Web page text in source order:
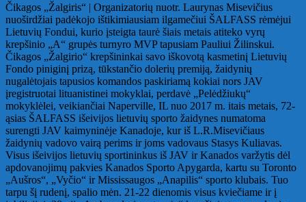
Čikagos „Žalgiris“ | Organizatorių nuotr. Laurynas Misevičius
nuoširdžiai padėkojo ištikimiausiam ilgamečiui ŠALFASS rėmėjui
Lietuvių Fondui, kurio įsteigta taurė šiais metais atiteko vyrų
krepšinio „A“ grupės turnyro MVP tapusiam Pauliui Žilinskui.
Čikagos „Žalgirio“ krepšininkai savo iškovotą kasmetinį Lietuvių
Fondo piniginį prizą, tūkstančio dolerių premiją, žaidynių
nugalėtojais tapusios komandos paskiriamą kokiai nors JAV
įregistruotai lituanistinei mokyklai, perdavė „Pelėdžiukų“
mokyklėlei, veikiančiai Naperville, IL nuo 2017 m. itais metais, 72-
ąsias ŠALFASS išeivijos lietuvių sporto žaidynes numatoma
surengti JAV kaimyninėje Kanadoje, kur iš L.R.Misevičiaus
žaidynių vadovo vairą perims ir joms vadovaus Stasys Kuliavas.
Visus išeivijos lietuvių sportininkus iš JAV ir Kanados varžytis dėl
apdovanojimų pakvies Kanados Sporto Apygarda, kartu su Toronto
„Aušros“, „Vyčio“ ir Mississaugos „Anapilis“ sporto klubais. Tuo
tarpu šį rudenį, spalio mėn. 21-22 dienomis visus kviečiame ir į